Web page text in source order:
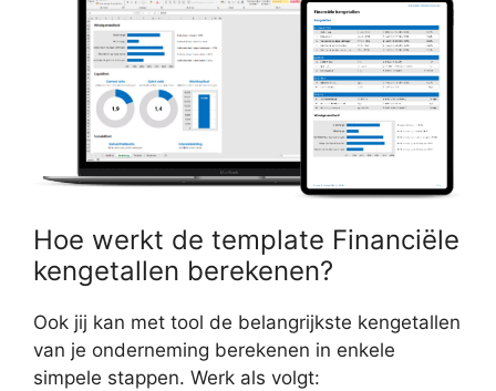
Hoe werkt de template Financiële
kengetallen berekenen?
Ook jij kan met tool de belangrijkste kengetallen
van je onderneming berekenen in enkele
simpele stappen. Werk als volgt: